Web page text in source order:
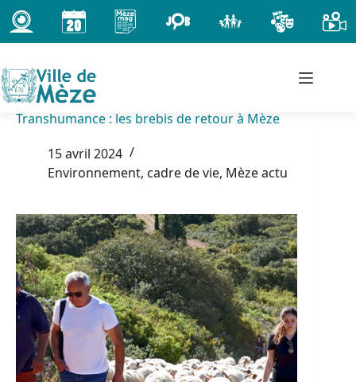
Passer
au
contenu
Transhumance : les brebis de retour à Mèze
15 avril 2024
Environnement, cadre de vie, Mèze actu